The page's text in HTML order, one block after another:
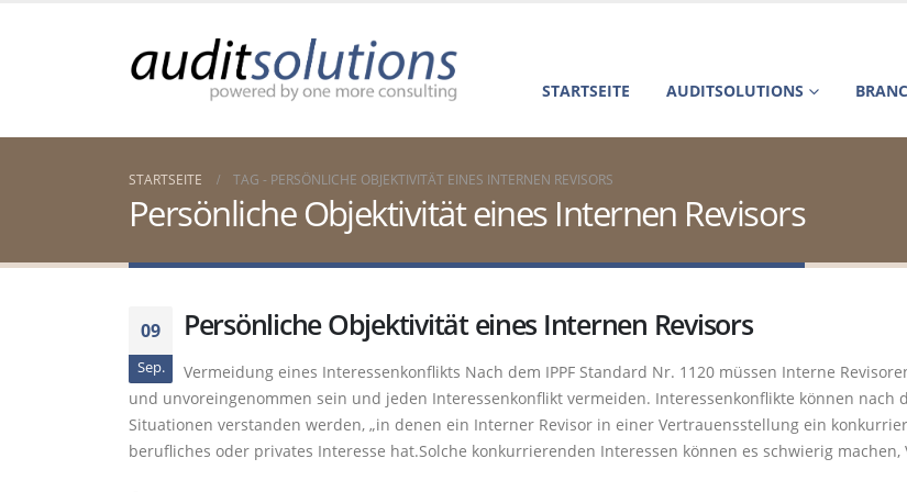
STARTSEITE AUDITSOLUTIONS
STARTSEITE TAG - PERSÖNLICHE OBJEKTIVITÄT EINES INTERNEN REVISORS
Persönliche Objektivität eines Internen Revisors
09
Sep.
Persönliche Objektivität eines Internen Revisors
Vermeidung eines Interessenkonflikts Nach dem IPPF Standard Nr. 1120 müssen Interne
und unvoreingenommen sein und jeden Interessenkonflikt vermeiden. Interessenkonflikte können nach
Situationen verstanden werden, „in denen ein Interner Revisor in einer Vertrauensstellung ein
berufliches oder privates Interesse hat.Solche konkurrierenden Interessen können es schwierig machen,